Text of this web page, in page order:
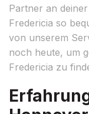
Partner an
Fredericia so
von unserem
noch heute, um
Fredericia zu